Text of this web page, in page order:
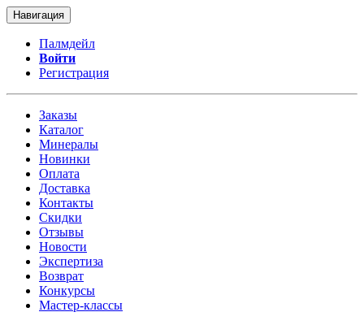
Навигация
Палмдейл
Войти
Регистрация
Заказы
Каталог
Минералы
Новинки
Оплата
Доставка
Контакты
Скидки
Отзывы
Новости
Экспертиза
Возврат
Конкурсы
Мастер-классы